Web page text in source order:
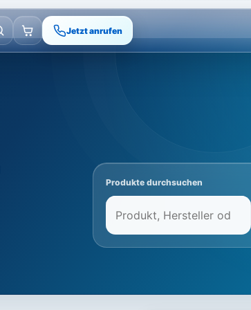
Jetzt anrufen
Produkte durchsuchen